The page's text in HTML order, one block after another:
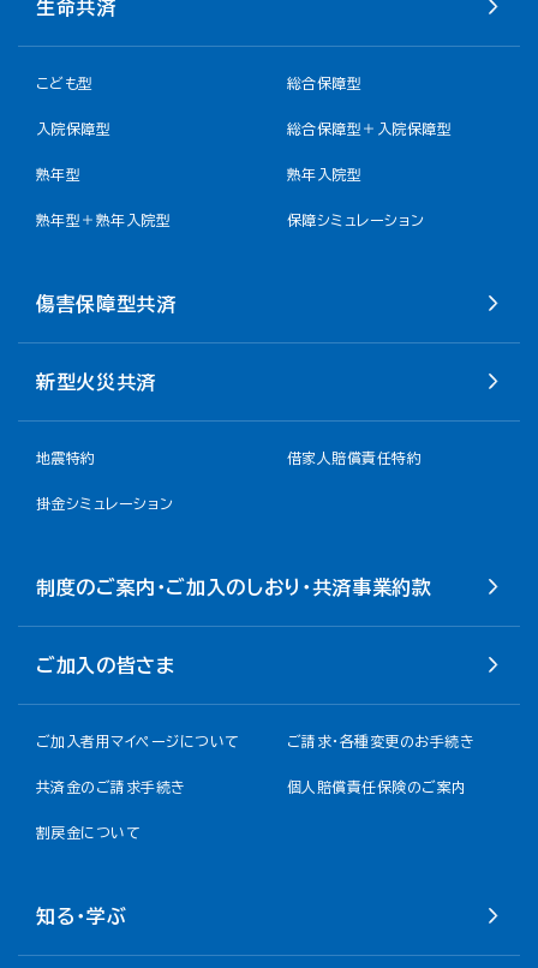
生命共済
こども型 総合保障型
入院保障型 総合保障型＋入院保障型
熟年型 熟年入院型
熟年型＋熟年入院型 保障シミュレーション
傷害保障型共済
新型火災共済
地震特約 借家人賠償責任特約
掛金シミュレーション
制度のご案内・ご加入のしおり・共済事業約款
ご加入の皆さま
ご加入者用マイページについて ご請求・各種変更のお手続き
共済金のご請求手続き 個人賠償責任保険のご案内
割戻金について​
知る・学ぶ